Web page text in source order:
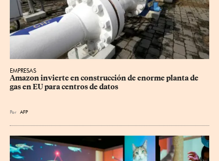
EMPRESAS
Amazon invierte en construcción de enorme planta de
gas en EU para centros de datos
Por AFP